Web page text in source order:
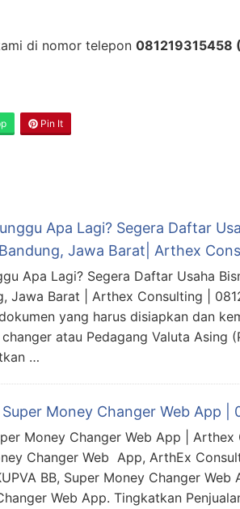
di nomor telepon 081219315458
Pin It
Apa Lagi? Segera Daftar
Jawa Barat| Arthex
Apa Lagi? Segera Daftar Usaha
Jawa Barat | Arthex Consulting |
yang harus disiapkan dan
atau Pedagang Valuta Asing
…
Money Changer Web App |
Money Changer Web App | Arthex
Changer Web App, ArthEx
BB, Super Money Changer
Web App. Tingkatkan